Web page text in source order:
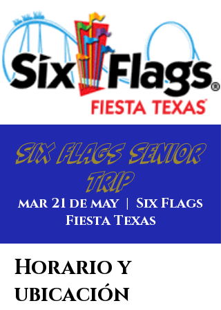
Six Flags Senior
Trip
mar 21 de may
  |
Six Flags
Fiesta Texas
Horario y
ubicación